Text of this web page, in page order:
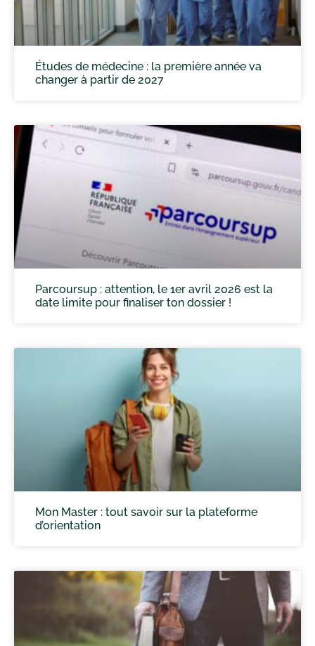
Études de médecine : la première année va
changer à partir de 2027
Parcoursup : attention, le 1er avril 2026 est la
date limite pour finaliser ton dossier !
Mon Master : tout savoir sur la plateforme
d’orientation